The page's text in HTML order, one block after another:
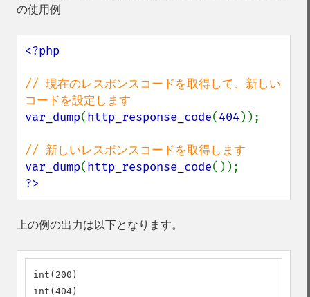
の使用例
<?php
// 現在のレスポンスコードを取得して、新しい
var_dump(http_response_code(404 ));
var_dump(http_response_code
?>
上の例の出力は以下となります。
int(200)
int(404)